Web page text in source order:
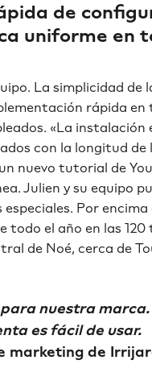
de
uniforme en
La simplicidad de
rápida en
«La instalación
con la longitud de
nuevo tutorial de
Julien y su equipo
Por encima
el año en las 120
de Noé, cerca de
nuestra marca.
es fácil de usar.
marketing de